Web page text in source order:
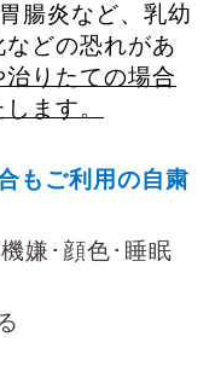
腸炎など、乳幼
などの恐れがあ
りたての場合
ます。
もご利用の自粛
嫌･顔色･睡眠